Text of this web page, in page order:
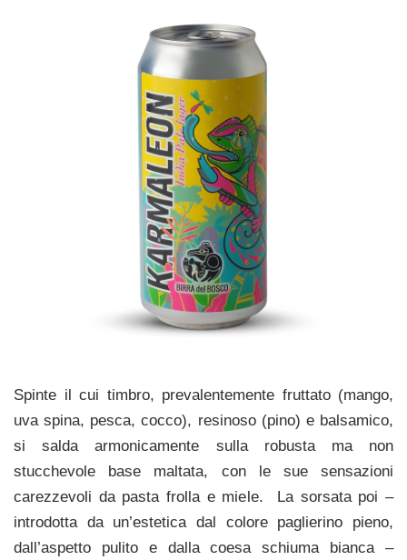
Spinte il cui timbro, prevalentemente fruttato (mango,
uva spina, pesca, cocco), resinoso (pino) e balsamico,
si salda armonicamente sulla robusta ma non
stucchevole base maltata, con le sue sensazioni
carezzevoli da pasta frolla e miele. La sorsata poi –
introdotta da un’estetica dal colore paglierino pieno,
dall’aspetto pulito e dalla coesa schiuma bianca –